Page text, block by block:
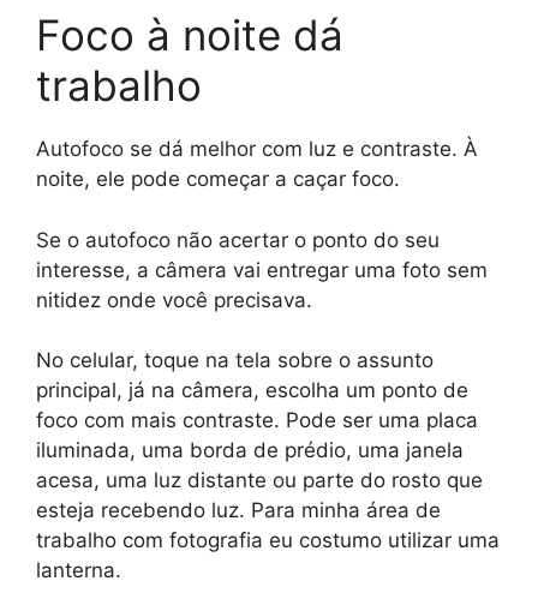
Foco à noite dá
trabalho
Autofoco se dá melhor com luz e contraste. À
noite, ele pode começar a caçar foco.
Se o autofoco não acertar o ponto do seu
interesse, a câmera vai entregar uma foto sem
nitidez onde você precisava.
No celular, toque na tela sobre o assunto
principal, já na câmera, escolha um ponto de
foco com mais contraste. Pode ser uma placa
iluminada, uma borda de prédio, uma janela
acesa, uma luz distante ou parte do rosto que
esteja recebendo luz. Para minha área de
trabalho com fotografia eu costumo utilizar uma
lanterna.